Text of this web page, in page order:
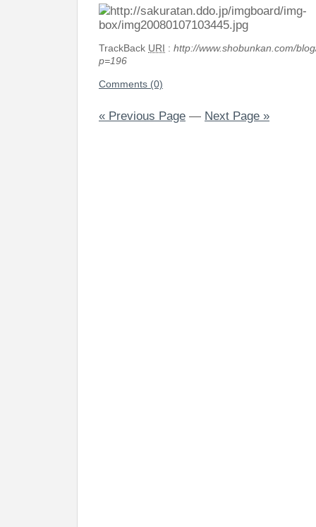
TrackBack URI : http://www.shobunkan.com/
p=196
Comments (0)
« Previous Page — Next Page »